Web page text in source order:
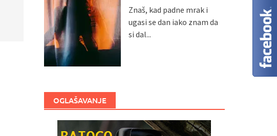
Znaš, kad padne mrak i
ugasi se dan iako znam da
si dal...
OGLAŠAVANJE